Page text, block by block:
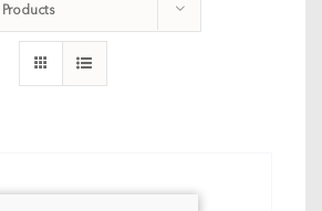
Products